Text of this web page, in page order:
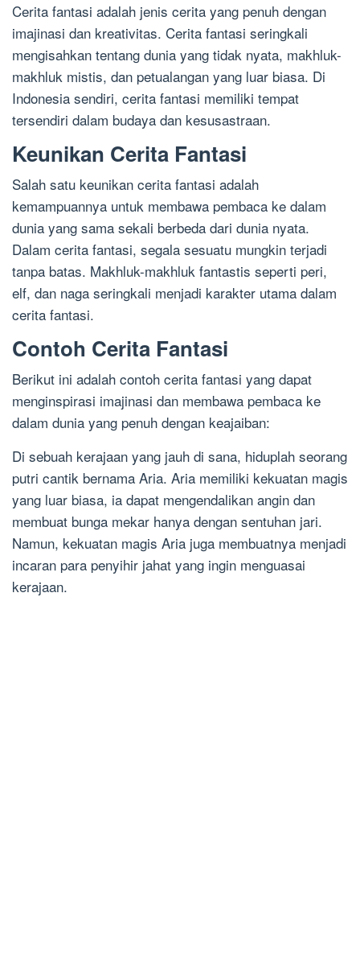
Cerita fantasi adalah jenis cerita yang penuh dengan
imajinasi dan kreativitas. Cerita fantasi seringkali
mengisahkan tentang dunia yang tidak nyata, makhluk-
makhluk mistis, dan petualangan yang luar biasa. Di
Indonesia sendiri, cerita fantasi memiliki tempat
tersendiri dalam budaya dan kesusastraan.
Keunikan Cerita Fantasi
Salah satu keunikan cerita fantasi adalah
kemampuannya untuk membawa pembaca ke dalam
dunia yang sama sekali berbeda dari dunia nyata.
Dalam cerita fantasi, segala sesuatu mungkin terjadi
tanpa batas. Makhluk-makhluk fantastis seperti peri,
elf, dan naga seringkali menjadi karakter utama dalam
cerita fantasi.
Contoh Cerita Fantasi
Berikut ini adalah contoh cerita fantasi yang dapat
menginspirasi imajinasi dan membawa pembaca ke
dalam dunia yang penuh dengan keajaiban:
Di sebuah kerajaan yang jauh di sana, hiduplah seorang
putri cantik bernama Aria. Aria memiliki kekuatan magis
yang luar biasa, ia dapat mengendalikan angin dan
membuat bunga mekar hanya dengan sentuhan jari.
Namun, kekuatan magis Aria juga membuatnya menjadi
incaran para penyihir jahat yang ingin menguasai
kerajaan.